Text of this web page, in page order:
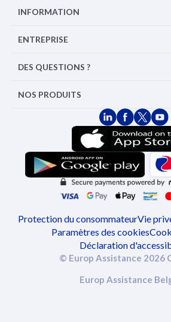
INFORMATION
ENTREPRISE
DES QUESTIONS ?
NOS PRODUITS
Protection du consommateurVie
Paramètres des cookies
Déclaration
© Europ Assistance 2026
Europ Assistance